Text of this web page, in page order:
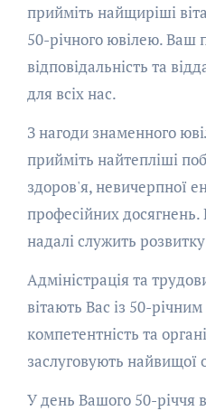
прийміть найщиріші
50-річного ювілею. Ваш
відповідальність та
для всіх нас.
З нагоди знаменного
прийміть найтепліші
здоров'я, невичерпної
професійних досягнень.
надалі служить
Адміністрація та
вітають Вас із 50-
компетентність та
заслуговують найвищої
У день Вашого 50-річчя